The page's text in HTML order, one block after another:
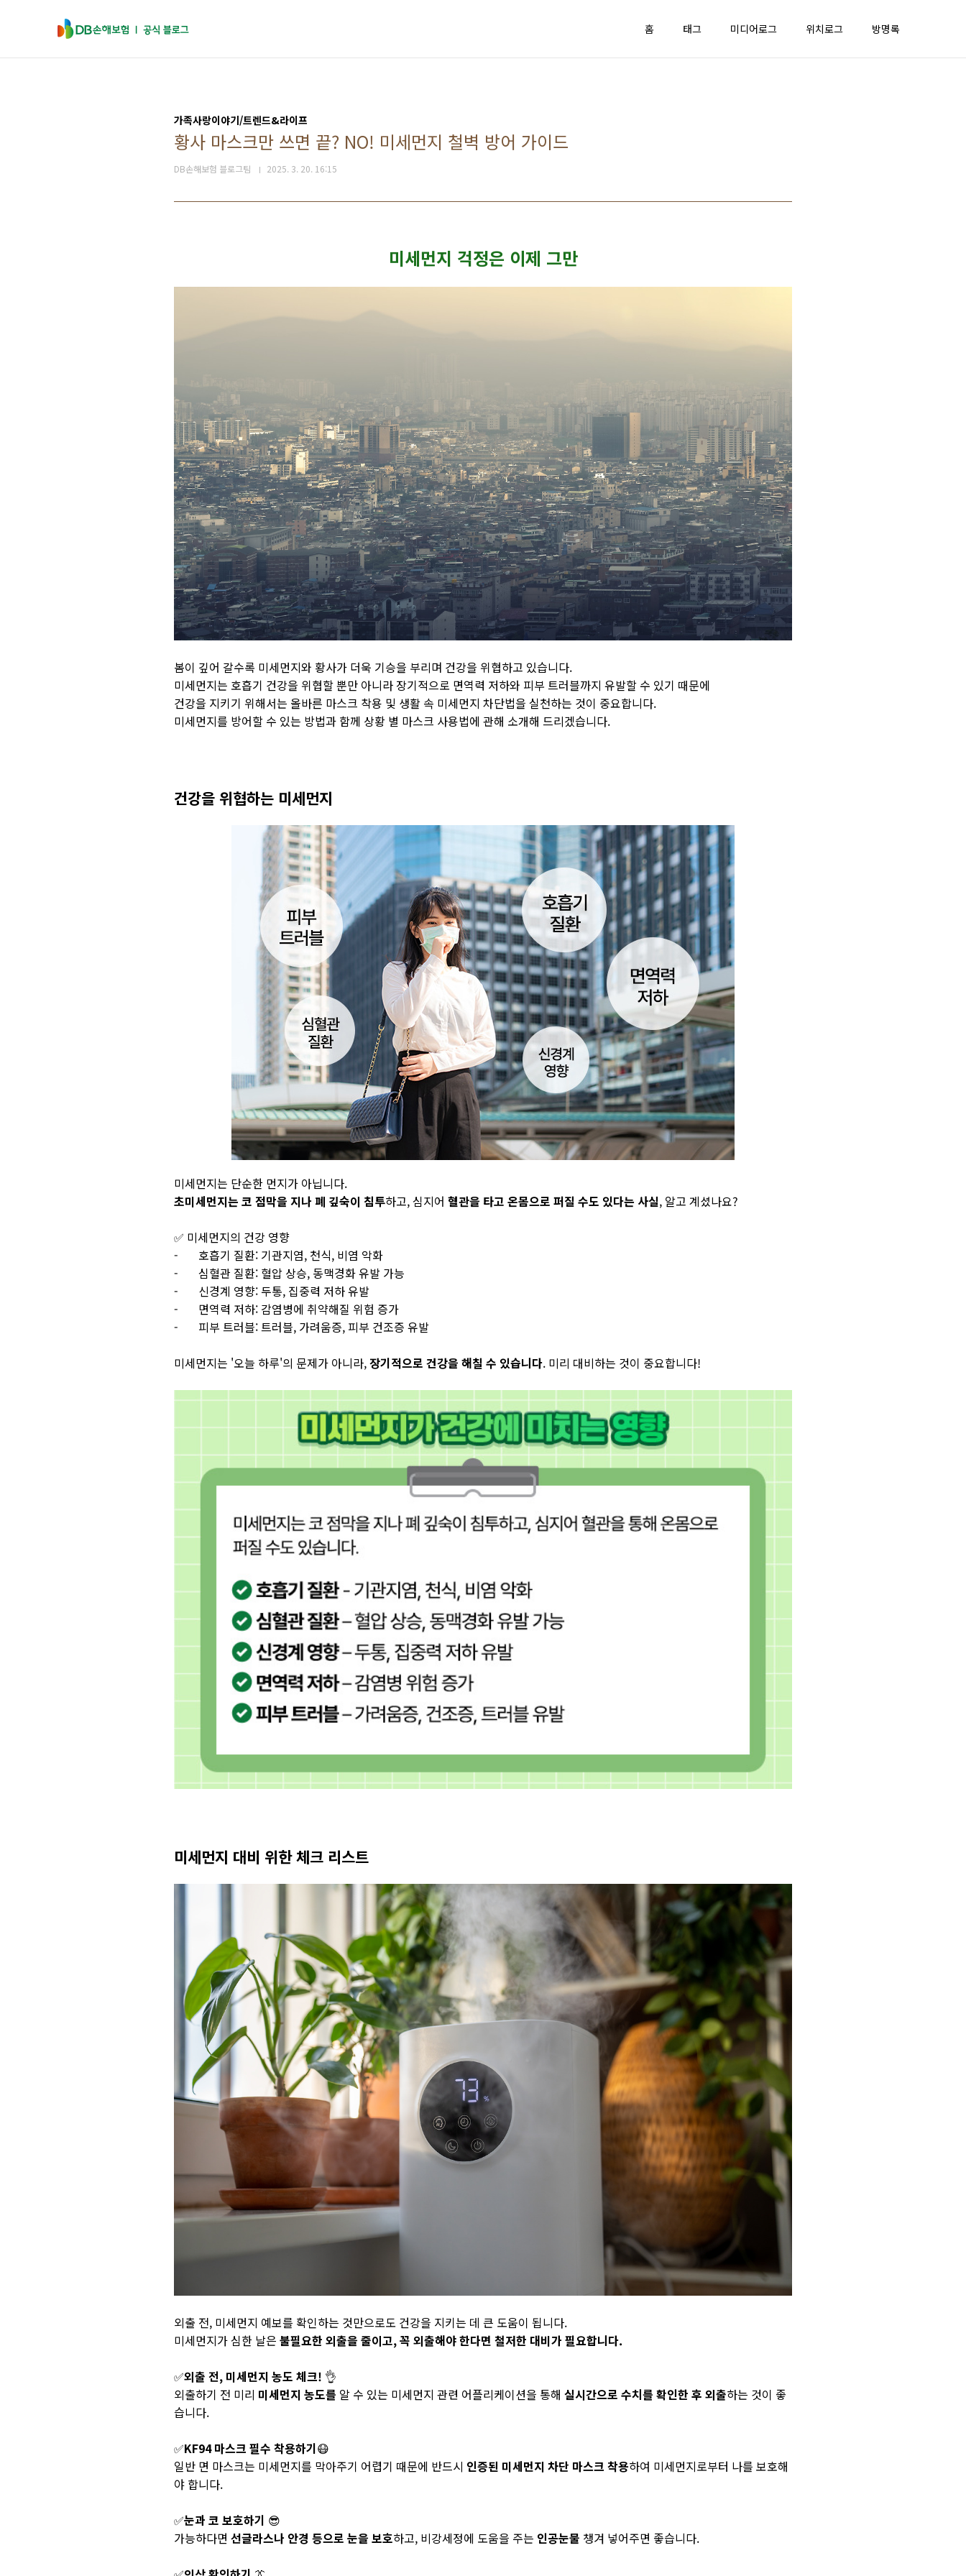
홈
태그 미디어로그 위치로그 방명록
가족사랑이야기/트렌드&라이프
황사 마스크만 쓰면 끝? NO! 미세먼지 철벽 방어 가이드
DB손해보험 블로그팀 2025. 3. 20. 16:15
미세먼지 걱정은 이제 그만
봄이 깊어 갈수록 미세먼지와 황사가 더욱 기승을 부리며 건강을 위협하고 있습니다.
미세먼지는 호흡기 건강을 위협할 뿐만 아니라 장기적으로 면역력 저하와 피부 트러블까지 유발할 수 있기 때문에
건강을 지키기 위해서는 올바른 마스크 착용 및 생활 속 미세먼지 차단법을 실천하는 것이 중요합니다.
미세먼지를 방어할 수 있는 방법과 함께 상황 별 마스크 사용법에 관해 소개해 드리겠습니다.
건강을 위협하는 미세먼지
미세먼지는 단순한 먼지가 아닙니다.
초미세먼지는 코 점막을 지나 폐 깊숙이 침투하고, 심지어 혈관을 타고 온몸으로 퍼질 수도 있다는 사실, 알고 계셨나요?
✅ 미세먼지의 건강 영향
- 호흡기 질환: 기관지염, 천식, 비염 악화
- 심혈관 질환: 혈압 상승, 동맥경화 유발 가능
- 신경계 영향: 두통, 집중력 저하 유발
- 면역력 저하: 감염병에 취약해질 위험 증가
- 피부 트러블: 트러블, 가려움증, 피부 건조증 유발
미세먼지는 '오늘 하루'의 문제가 아니라,장기적으로 건강을 해칠 수 있습니다. 미리 대비하는 것이 중요합니다!
미세먼지 대비 위한 체크 리스트
외출 전, 미세먼지 예보를 확인하는 것만으로도 건강을 지키는 데 큰 도움이 됩니다.
미세먼지가 심한 날은 불필요한 외출을 줄이고, 꼭 외출해야 한다면 철저한 대비가 필요합니다.
✅외출 전, 미세먼지 농도 체크! 👌
외출하기 전 미리 미세먼지 농도를 알 수 있는 미세먼지 관련 어플리케이션을 통해 실시간으로 수치를 확인한 후 외출하는 것이 좋
습니다.
✅KF94마스크 필수 착용하기😷
일반 면 마스크는 미세먼지를 막아주기 어렵기 때문에 반드시 인증된 미세먼지 차단 마스크 착용하여 미세먼지로부터 나를 보호해
야 합니다.
✅눈과 코 보호하기 😎
가능하다면 선글라스나 안경 등으로 눈을 보호하고, 비강세정에 도움을 주는 인공눈물 챙겨 넣어주면 좋습니다.